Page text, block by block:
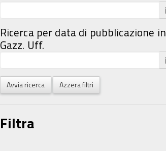
Ricerca per data di pubblicazione in
Gazz. Uff.
Avvia ricerca Azzera filtri
Filtra